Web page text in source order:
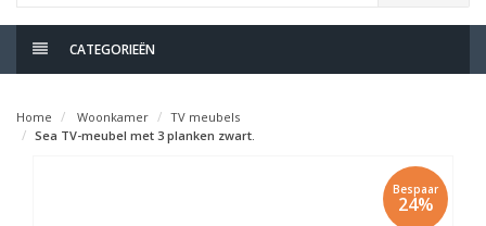
CATEGORIEËN
Home Woonkamer
TV meubels
Sea TV-meubel met 3 planken zwart.
Bespaar
24%